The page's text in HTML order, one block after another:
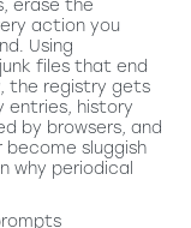
erase the
action you
Using
files that end
the registry gets
entries, history
by browsers, and
become sluggish
why periodical